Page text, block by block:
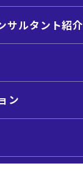
サルタント紹介
ン